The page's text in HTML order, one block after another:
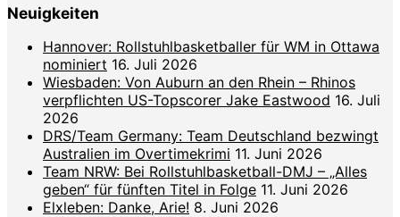
Neuigkeiten
Hannover: Rollstuhlbasketballer für WM in Ottawa
nominiert 16. Juli 2026
Wiesbaden: Von Auburn an den Rhein – Rhinos
verpflichten US-Topscorer Jake Eastwood 16. Juli
2026
DRS/Team Germany: Team Deutschland bezwingt
Australien im Overtimekrimi 11. Juni 2026
Team NRW: Bei Rollstuhlbasketball-DMJ – „Alles
geben“ für fünften Titel in Folge 11. Juni 2026
Elxleben: Danke, Arie! 8. Juni 2026